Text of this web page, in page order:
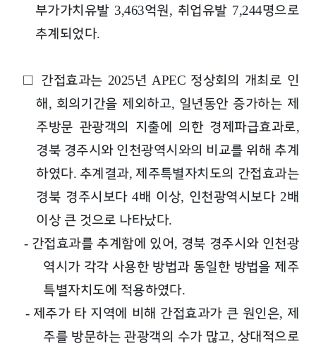
부가가치유발 3,463억원, 취업유발 7,244명으로
추계되었다.
□ 간접효과는 2025년APEC 정상회의 개최로 인
해, 회의기간을 제외하고, 일년동안 증가하는 제
주방문 관광객의 지출에 의한 경제파급효과로,
경북 경주시와 인천광역시와의 비교를 위해 추계
하였다. 추계결과, 제주특별자치도의 간접효과는
경북 경주시보다4배 이상, 인천광역시보다2배
이상 큰 것으로 나타났다.
- 간접효과를 추계함에 있어, 경북 경주시와 인천광
역시가 각각 사용한 방법과 동일한 방법을 제주
특별자치도에 적용하였다.
- 제주가 타 지역에 비해 간접효과가 큰 원인은, 제
주를 방문하는 관광객의 수가 많고, 상대적으로